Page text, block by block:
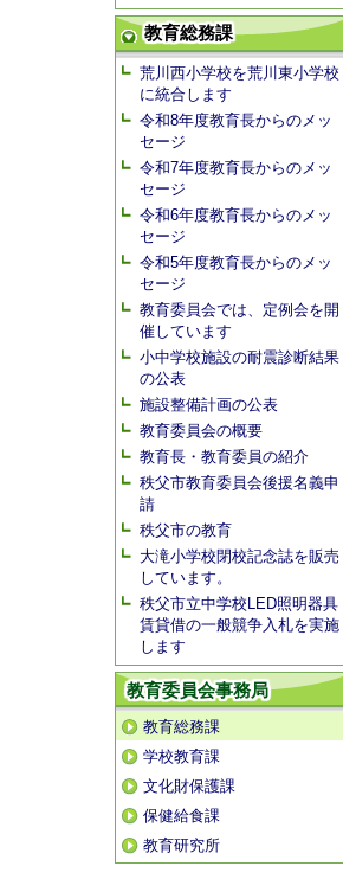
教育総務課
荒川西小学校を荒川東小学校
に統合します
令和8年度教育長からのメッ
セージ
令和7年度教育長からのメッ
セージ
令和6年度教育長からのメッ
セージ
令和5年度教育長からのメッ
セージ
教育委員会では、定例会を開
催しています
小中学校施設の耐震診断結果
の公表
施設整備計画の公表
教育委員会の概要
教育長・教育委員の紹介
秩父市教育委員会後援名義申
請
秩父市の教育
大滝小学校閉校記念誌を販売
しています。
秩父市立中学校LED照明器具
賃貸借の一般競争入札を実施
します
教育委員会事務局
教育総務課
学校教育課
文化財保護課
保健給食課
教育研究所